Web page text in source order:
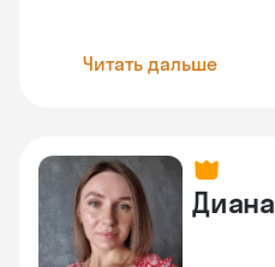
Читать дальше
Диана